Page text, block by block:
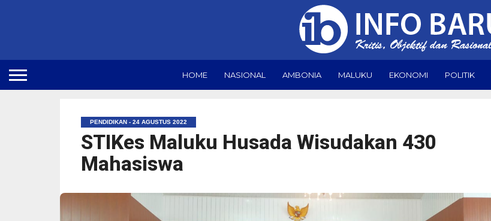
HOME NASIONAL AMBONIA MALUKU EKONOMI POLITIK
PENDIDIKAN - 24 AGUSTUS 2022
STIKes Maluku Husada Wisudakan 430
Mahasiswa